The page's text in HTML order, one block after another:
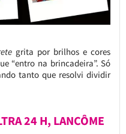
grita por brilhos e cores
“entro na brincadeira”. Só
tanto que resolvi dividir
24 H, LANCÔME